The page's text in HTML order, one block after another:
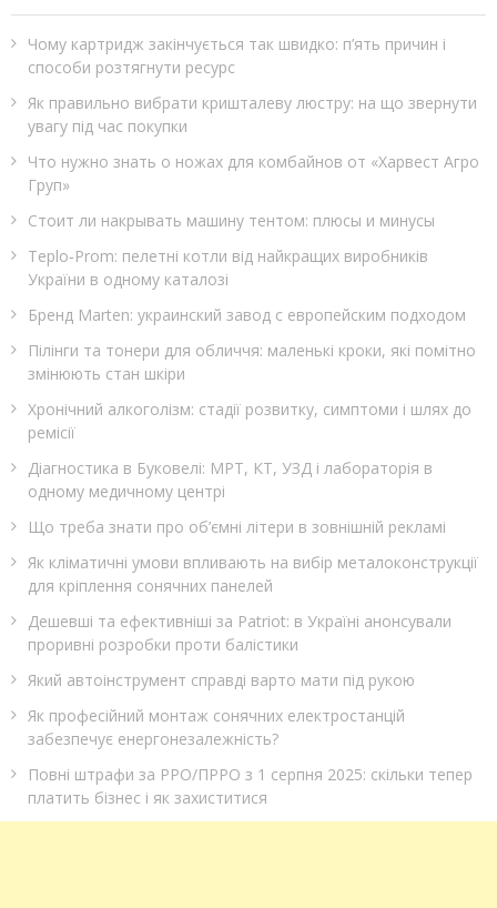
Чому картридж закінчується так швидко: п’ять причин і
способи розтягнути ресурс
Як правильно вибрати кришталеву люстру: на що звернути
увагу під час покупки
Что нужно знать о ножах для комбайнов от «Харвест Агро
Груп»
Стоит ли накрывать машину тентом: плюсы и минусы
Teplo‑Prom: пелетні котли від найкращих виробників
України в одному каталозі
Бренд Marten: украинский завод с европейским подходом
Пілінги та тонери для обличчя: маленькі кроки, які помітно
змінюють стан шкіри
Хронічний алкоголізм: стадії розвитку, симптоми і шлях до
ремісії
Діагностика в Буковелі: МРТ, КТ, УЗД і лабораторія в
одному медичному центрі
Що треба знати про об’ємні літери в зовнішній рекламі
Як кліматичні умови впливають на вибір металоконструкції
для кріплення сонячних панелей
Дешевші та ефективніші за Patriot: в Україні анонсували
проривні розробки проти балістики
Який автоінструмент справді варто мати під рукою
Як професійний монтаж сонячних електростанцій
забезпечує енергонезалежність?
Повні штрафи за РРО/ПРРО з 1 серпня 2025: скільки тепер
платить бізнес і як захиститися